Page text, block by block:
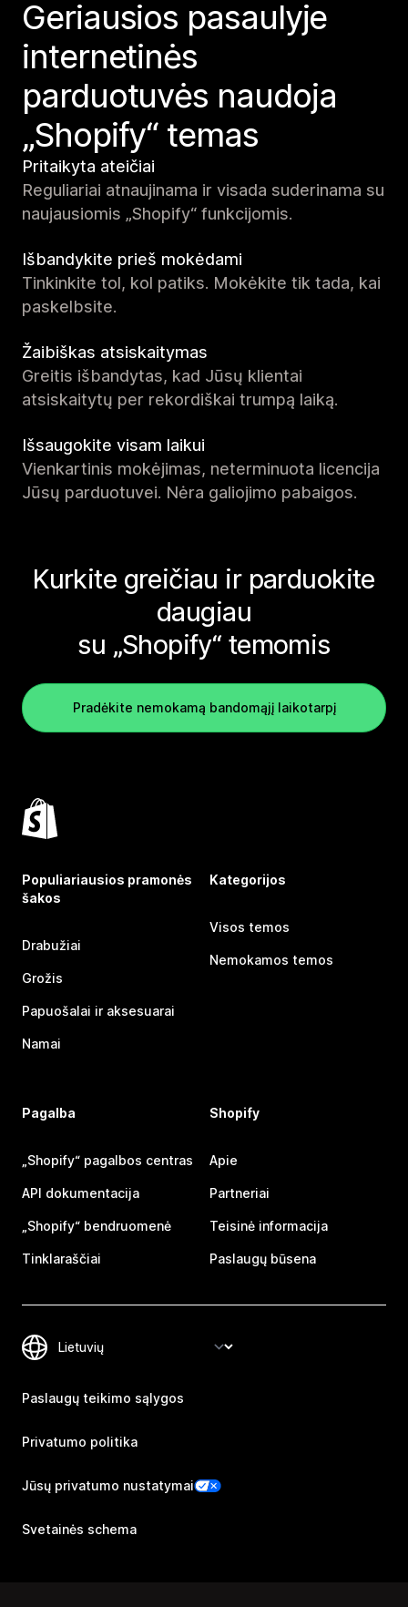
Geriausios pasaulyje
internetinės
parduotuvės naudoja
„Shopify“ temas
Pritaikyta ateičiai
Reguliariai atnaujinama ir visada suderinama su
naujausiomis „Shopify“ funkcijomis.
Išbandykite prieš mokėdami
Tinkinkite tol, kol patiks. Mokėkite tik tada, kai
paskelbsite.
Žaibiškas atsiskaitymas
Greitis išbandytas, kad Jūsų klientai
atsiskaitytų per rekordiškai trumpą laiką.
Išsaugokite visam laikui
Vienkartinis mokėjimas, neterminuota licencija
Jūsų parduotuvei. Nėra galiojimo pabaigos.
Kurkite greičiau ir parduokite
daugiau
su „Shopify“ temomis
Pradėkite nemokamą bandomąjį laikotarpį
Populiariausios pramonės
šakos
Drabužiai
Grožis
Papuošalai ir aksesuarai
Namai
Kategorijos
Visos temos
Nemokamos temos
Pagalba
„Shopify“ pagalbos centras
API dokumentacija
„Shopify“ bendruomenė
Tinklaraščiai
Shopify
Apie
Partneriai
Teisinė informacija
Paslaugų būsena
Paslaugų teikimo sąlygos
Privatumo politika
Jūsų privatumo nustatymai
Svetainės schema